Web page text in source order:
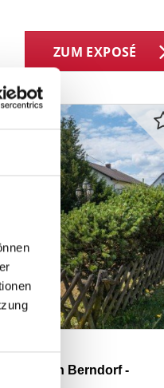
ZUM EXPOSÉ
in Berndorf -